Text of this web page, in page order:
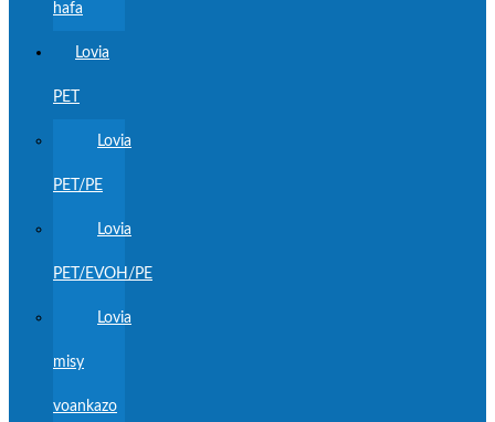
hafa
Lovia
PET
Lovia
PET/PE
Lovia
PET/EVOH/PE
Lovia
misy
voankazo